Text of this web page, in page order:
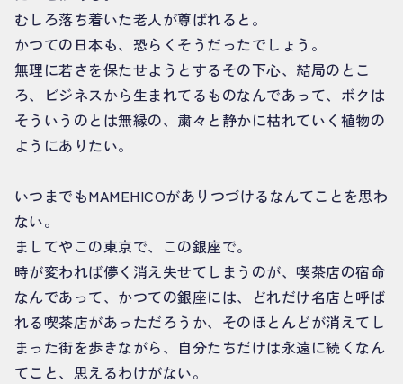
むしろ落ち着いた老人が尊ばれると。
かつての日本も、恐らくそうだったでしょう。
無理に若さを保たせようとするその下心、結局のとこ
ろ、ビジネスから生まれてるものなんであって、ボクは
そういうのとは無縁の、粛々と静かに枯れていく植物の
ようにありたい。
いつまでもMAMEHICOがありつづけるなんてことを思わ
ない。
ましてやこの東京で、この銀座で。
時が変われば儚く消え失せてしまうのが、喫茶店の宿命
なんであって、かつての銀座には、どれだけ名店と呼ば
れる喫茶店があっただろうか、そのほとんどが消えてし
まった街を歩きながら、自分たちだけは永遠に続くなん
てこと、思えるわけがない。